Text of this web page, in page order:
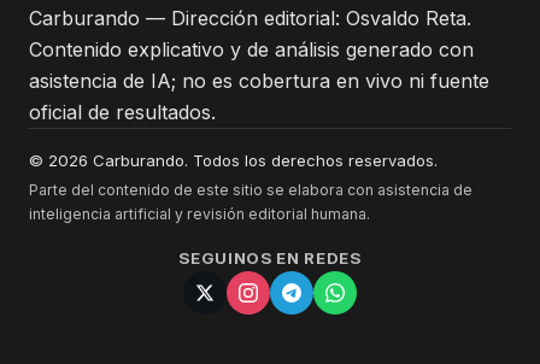
Carburando — Dirección editorial: Osvaldo Reta.
Contenido explicativo y de análisis generado con
asistencia de IA; no es cobertura en vivo ni fuente
oficial de resultados.
© 2026 Carburando. Todos los derechos reservados.
Parte del contenido de este sitio se elabora con asistencia de
inteligencia artificial y revisión editorial humana.
SEGUINOS EN REDES